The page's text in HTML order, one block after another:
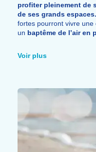
profiter pleinement de
de ses grands espaces.
fortes pourront vivre
un baptême de l’air en
Pour ceux qui
autour del’hippodrome
Estivales de Cabourg.
d’expériences variées
Voir plus